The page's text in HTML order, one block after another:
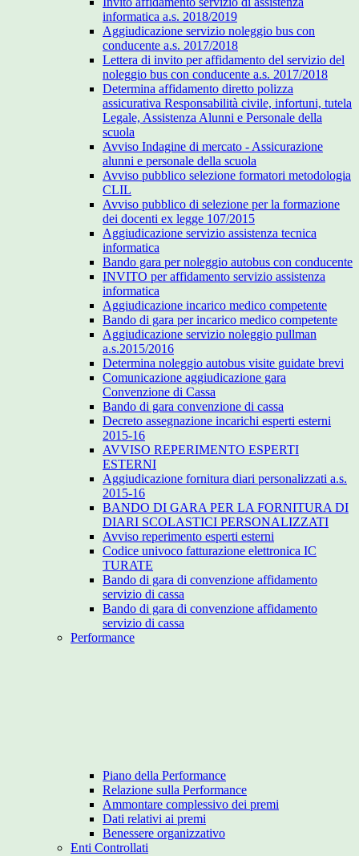
informatica a.s. 2018/2019
Aggiudicazione servizio noleggio bus con
conducente a.s. 2017/2018
Lettera di invito per affidamento del servizio del
noleggio bus con conducente a.s. 2017/2018
Determina affidamento diretto polizza
assicurativa Responsabilità civile, infortuni, tutela
Legale, Assistenza Alunni e Personale della
scuola
Avviso Indagine di mercato - Assicurazione
alunni e personale della scuola
Avviso pubblico selezione formatori metodologia
CLIL
Avviso pubblico di selezione per la formazione
dei docenti ex legge 107/2015
Aggiudicazione servizio assistenza tecnica
informatica
Bando gara per noleggio autobus con conducente
INVITO per affidamento servizio assistenza
informatica
Aggiudicazione incarico medico competente
Bando di gara per incarico medico competente
Aggiudicazione servizio noleggio pullman
a.s.2015/2016
Determina noleggio autobus visite guidate brevi
Comunicazione aggiudicazione gara
Convenzione di Cassa
Bando di gara convenzione di cassa
Decreto assegnazione incarichi esperti esterni
2015-16
AVVISO REPERIMENTO ESPERTI
ESTERNI
Aggiudicazione fornitura diari personalizzati a.s.
2015-16
BANDO DI GARA PER LA FORNITURA DI
DIARI SCOLASTICI PERSONALIZZATI
Avviso reperimento esperti esterni
Codice univoco fatturazione elettronica IC
TURATE
Bando di gara di convenzione affidamento
servizio di cassa
Bando di gara di convenzione affidamento
servizio di cassa
Performance
Piano della Performance
Relazione sulla Performance
Ammontare complessivo dei premi
Dati relativi ai premi
Benessere organizzativo
Enti Controllati